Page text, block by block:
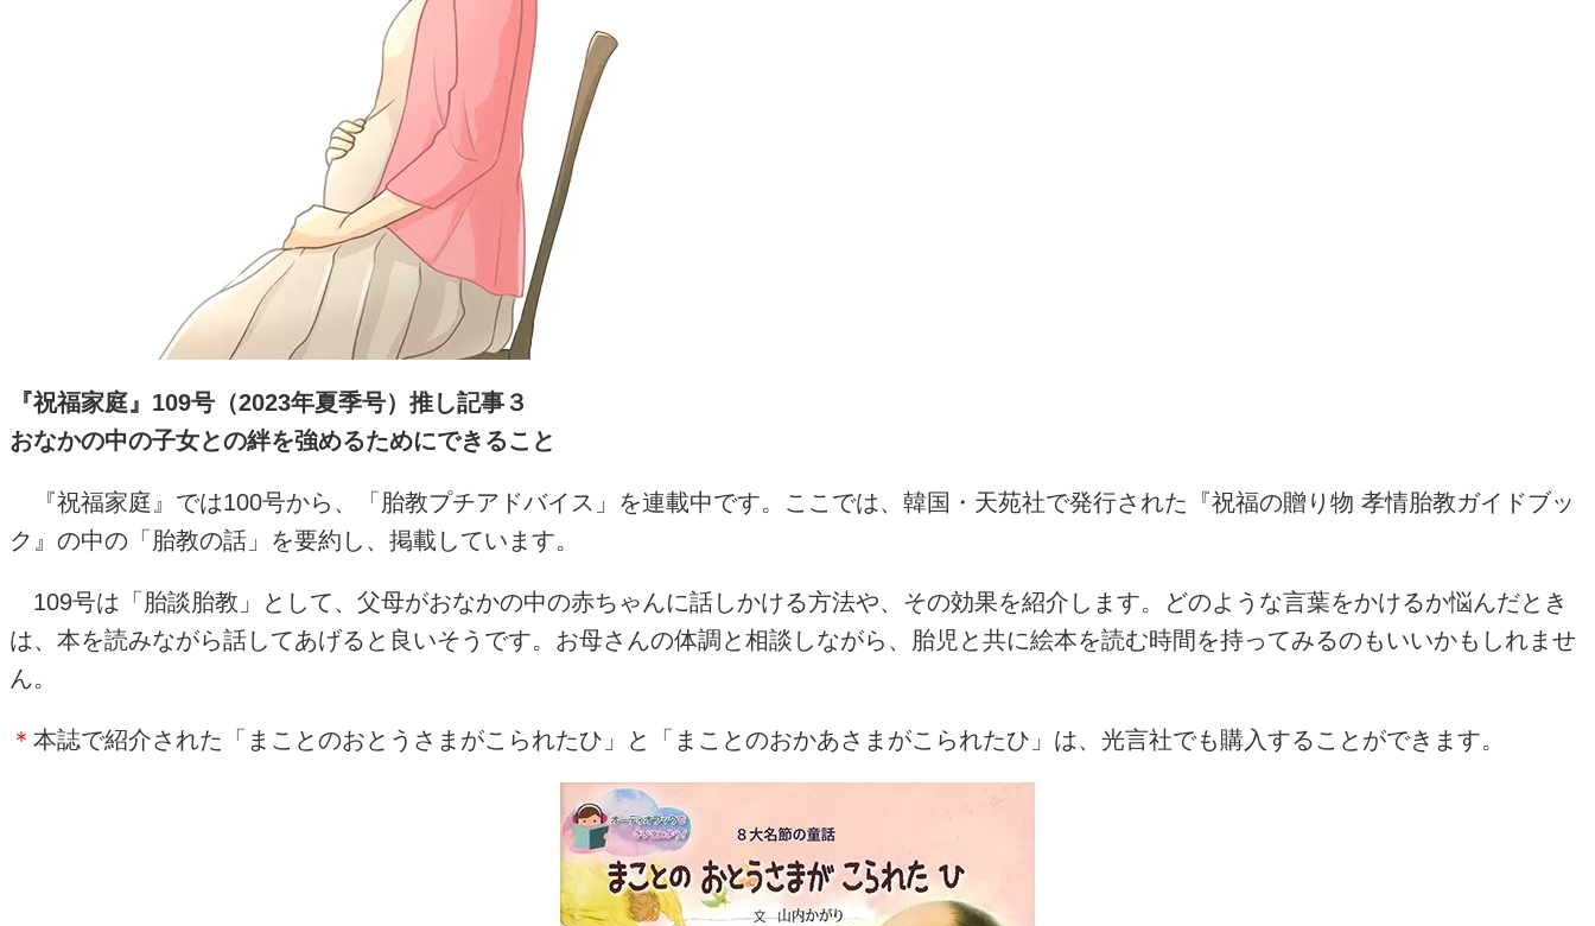
『祝福家庭』 109号（2023年夏季号）推し記事３
おなかの中の子女との絆を強めるためにできること
『祝福家庭』では100号から、「胎教プチアドバイス」を連載中です。ここでは、韓国・天苑社で発行された『祝福の贈り物 孝情胎教ガイドブッ
ク』の中の「胎教の話」を要約し、掲載しています。
109号は「胎談胎教」として、父母がおなかの中の赤ちゃんに話しかける方法や、その効果を紹介します。どのような言葉をかけるか悩んだとき
は、本を読みながら話してあげると良いそうです。お母さんの体調と相談しながら、胎児と共に絵本を読む時間を持ってみるのもいいかもしれませ
ん。
＊ 本誌で紹介された「まことのおとうさまがこられたひ」と「まことのおかあさまがこられたひ」は、光言社でも購入することができます。